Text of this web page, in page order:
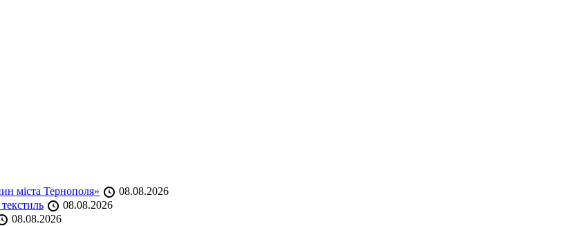
міста Тернополя»
08.08.2026
08.08.2026
08.08.2026